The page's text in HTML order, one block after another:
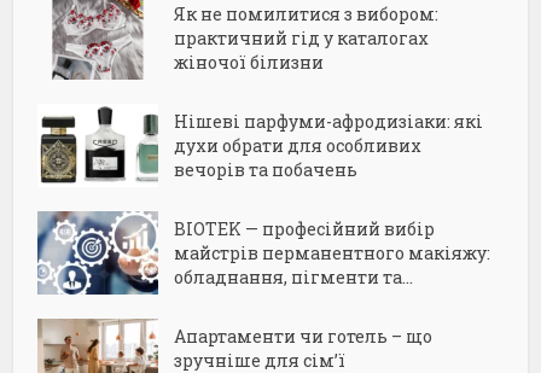
Як не помилитися з вибором:
практичний гід у каталогах
жіночої білизни
Нішеві парфуми-афродизіаки: які
духи обрати для особливих
вечорів та побачень
BIOTEK — професійний вибір
майстрів перманентного макіяжу:
обладнання, пігменти та...
Апартаменти чи готель – що
зручніше для сім’ї